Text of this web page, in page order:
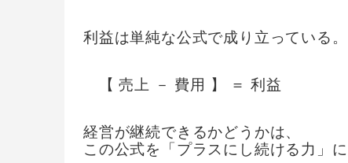
利益は単純な公式で成り立っている。
【 売上 － 費用 】 ＝ 利益
経営が継続できるかどうかは、
この公式を「プラスにし続ける力」に